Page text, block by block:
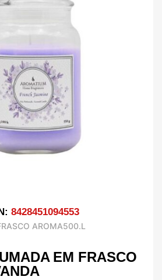
8428451094553
AROMA500.L
EM FRASCO